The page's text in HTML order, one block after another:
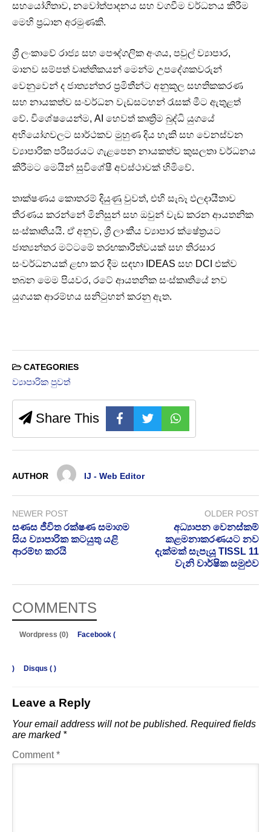
සහයෝගීතාව, නවෝත්පාදනය සහ වගවීම වර්ධනය කිරීම
මෙහි ප්‍රධාන අරමුණකි.
ශ්‍රී ලංකාවේ රාජ්‍ය සහ පෞද්ගලික අංශය, පවුල් ව්‍යාපාර,
මානව සම්පත් වෘත්තිකයන් මෙන්ම උපදේශකවරුන්
වෙනුවෙන් ද ජාත්‍යන්තර ප්‍රමිතීන්ට අනුකූල සහතිකකරණ
සහ නායකත්ව සංවර්ධන වැඩසටහන් රැසක් මීට ඇතුළත්
වේ. විශේෂයෙන්ම, AI හෙවත් කෘත්‍රිම බුද්ධි යුගයේ
අභියෝගවලට සාර්ථකව මුහුණ දිය හැකි සහ වෙනස්වන
ව්‍යාපාරික පරිසරයට ගැළපෙන නායකත්ව කුසලතා වර්ධනය
කිරීමට මෙයින් සුවිශේෂී අවස්ථාවක් හිමිවේ.
තාක්ෂණය කොතරම් දියුණු වුවත්, එහි සැබෑ ඵලදායීතාව
තීරණය කරන්නේ මිනිසුන් සහ ඔවුන් වැඩ කරන ආයතනික
සංස්කෘතියයි. ඒ අනුව, ශ්‍රී ලාංකීය ව්‍යාපාර ක්ෂේත්‍රයට
ජාත්‍යන්තර මට්ටමේ තරඟකාරීත්වයක් සහ තිරසාර
සංවර්ධනයක් ළඟා කර දීම සඳහා IDEAS සහ DCI එක්ව
තබන මෙම පියවර, රටේ ආයතනික සංස්කෘතියේ නව
යුගයක ආරම්භය සනිටුහන් කරනු ඇත.
CATEGORIES
ව්‍යාපාරික පුවත්
Share This
AUTHOR IJ - Web Editor
NEWER POST
සණස ජීවිත රක්ෂණ සමාගම
සිය ව්‍යාපාරික කටයුතු යළි
ආරම්භ කරයි
OLDER POST
අධ්‍යාපන වෙනස්කම්
කළමනාකරණයට නව
දැක්මක් සැපැයූ TISSL 11
වැනි වාර්ෂික සමුළුව
COMMENTS
Wordpress (0) Facebook (
) Disqus ( )
Leave a Reply
Your email address will not be published. Required fields
are marked *
Comment*